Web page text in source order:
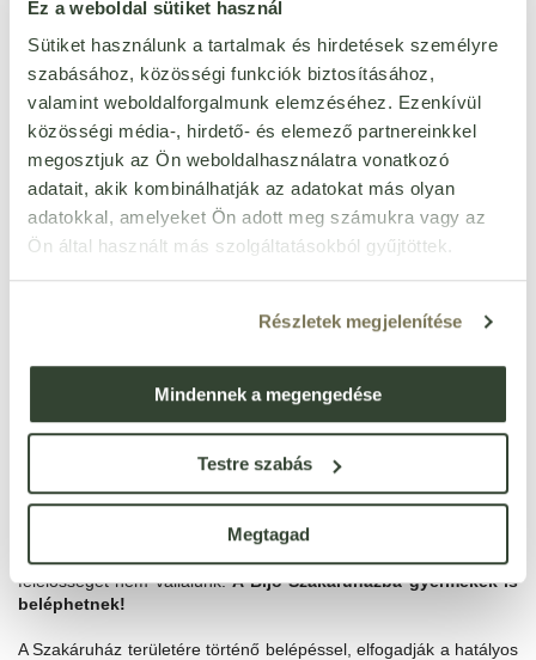
Ez a weboldal sütiket használ
Sütiket használunk a tartalmak és hirdetések személyre
szabásához, közösségi funkciók biztosításához,
valamint weboldalforgalmunk elemzéséhez. Ezenkívül
közösségi média-, hirdető- és elemező partnereinkkel
megosztjuk az Ön weboldalhasználatra vonatkozó
adatait, akik kombinálhatják az adatokat más olyan
adatokkal, amelyeket Ön adott meg számukra vagy az
Ön által használt más szolgáltatásokból gyűjtöttek.
Részletek megjelenítése
Mindennek a megengedése
Testre szabás
Megtagad
kezességvállalás szükséges hozzá) lehetséges.
A Bijó vezetése úgy döntött, hogy a további erősödés érdekében
visszavonásig megtartjuk a következő intézkedéseket:
Nincs szállítási és pótrendelési díj.
A viszonteladók az előző havi forgalomtól függetlenül
nagykereskedelmi áron vásárolhatnak. Nem vizsgáljuk a
havi vásárlási limitet.
Nincs rendelési limit.
Ellenben kompromisszumot nem kötünk, így folyamatosan a
kérdések kezelésére
Heti többszöri túrajárat országosan így segítve a
Hasznos tudnivalók:
20 cm x 30 cm-nél nagyobb táskát az eladótérbe nem lehet
bevinni, azokat az előtérben található csomagmegőrzőkben lehet
elhelyezni. A csomagmegőrzőkben elhelyezett tárgyakért
felelősséget nem vállalunk.A Bijó Szakáruházba gyermekek is
beléphetnek!
A Szakáruház területére történő belépéssel, elfogadják a hatályos